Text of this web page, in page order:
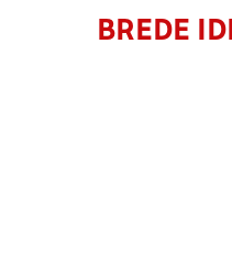
BREDE